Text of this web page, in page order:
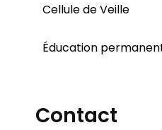
Cellule de Veille
Éducation
Contact